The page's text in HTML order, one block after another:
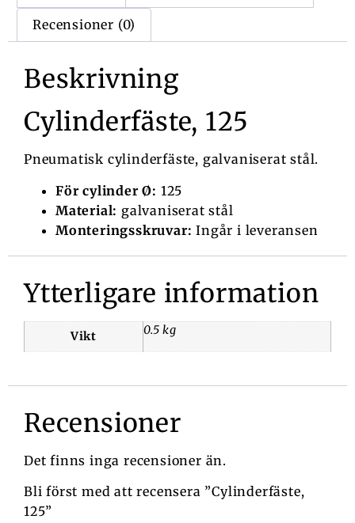
Recensioner (0)
Beskrivning
Cylinderfäste, 125
Pneumatisk cylinderfäste, galvaniserat stål.
För cylinder Ø: 125
Material: galvaniserat stål
Monteringsskruvar: Ingår i leveransen
Ytterligare information
Vikt 0.5 kg
Recensioner
Det finns inga recensioner än.
Bli först med att recensera ”Cylinderfäste,
125”